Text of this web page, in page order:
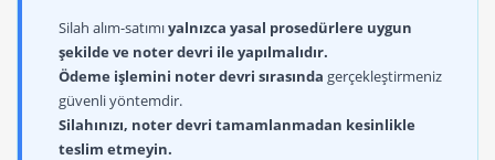
Silah alım-satımıyalnızca yasal prosedürlere uygun
şekilde ve noter devri ile yapılmalıdır.
Ödeme işlemini noter devri sırasında gerçekleştirmeniz
güvenli yöntemdir.
Silahınızı, noter devri tamamlanmadan kesinlikle
teslim etmeyin.